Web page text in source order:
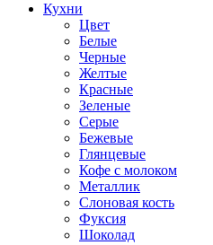
Кухни
Цвет
Белые
Черные
Желтые
Красные
Зеленые
Серые
Бежевые
Глянцевые
Кофе с молоком
Металлик
Слоновая кость
Фуксия
Шоколад